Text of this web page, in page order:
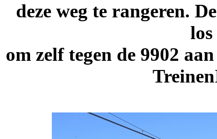
deze weg te rangeren.
om zelf tegen de 9902